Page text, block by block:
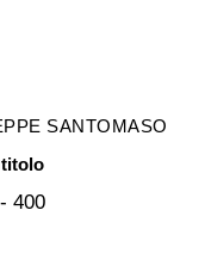
SANTOMASO
titolo
400